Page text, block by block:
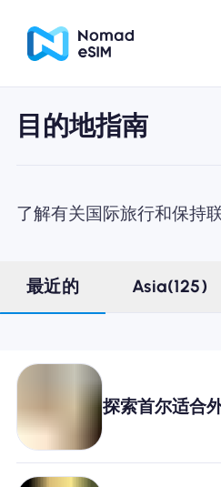
为什么选择Nomad eSIM
目的地指南
了解有关国际旅行和保持
最近的 Asia(125)
探索首尔适合